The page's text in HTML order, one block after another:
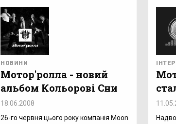
НОВИНИ
Мотор'ролла - новий
альбом Кольорові Сни
18.06.2008
26-го червня цього року компанія Moon